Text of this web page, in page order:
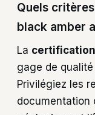
Quels
black amber
La certification
gage de qualité
Privilégiez les
documentation